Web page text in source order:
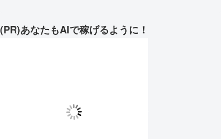
(PR)あなたもAIで稼げるように！